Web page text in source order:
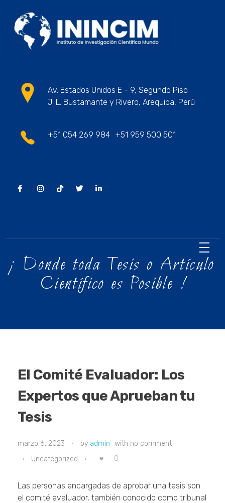
Av. Estados Unidos E - 9, Segundo Piso
J. L. Bustamante y Rivero, Arequipa, Perú
+51 054 269 984 +51 959 500 501
¡ Donde toda Tesis o Artículo
Científico es Posible !
El Comité Evaluador: Los
Expertos que Aprueban tu
Tesis
marzo 6, 2023 by admin with no comment
Uncategorized
0
Las personas encargadas de aprobar una tesis son
el comité evaluador, también conocido como tribunal